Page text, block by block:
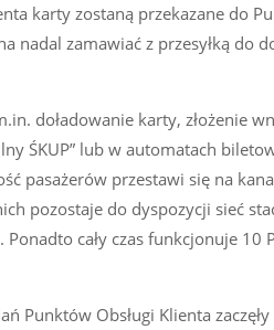
karty zostaną przekazane do
nadal zamawiać z przesyłką do
doładowanie karty, złożenie
ŚKUP” lub w automatach
pasażerów przestawi się na
pozostaje do dyspozycji sieć
cały czas funkcjonuje 10
Punktów Obsługi Klienta